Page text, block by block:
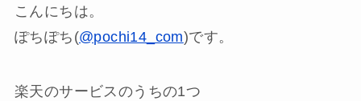
こんにちは。
ぽちぽち(@pochi14_com)です。
楽天のサービスのうちの1つ